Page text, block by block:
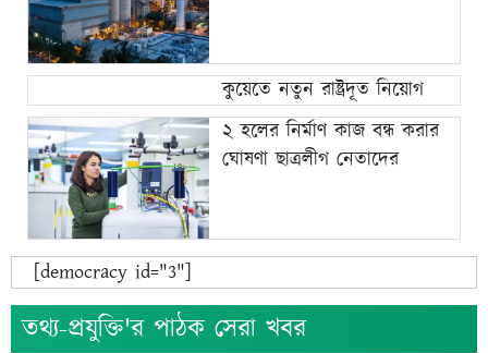
কুয়েতে নতুন রাষ্ট্রদূত নিয়োগ
২ হলের নির্মাণ কাজ বন্ধ করার
ঘোষণা ছাত্রলীগ নেতাদের
[democracy id="3"]
তথ্য-প্রযুক্তি'র পাঠক সেরা খবর